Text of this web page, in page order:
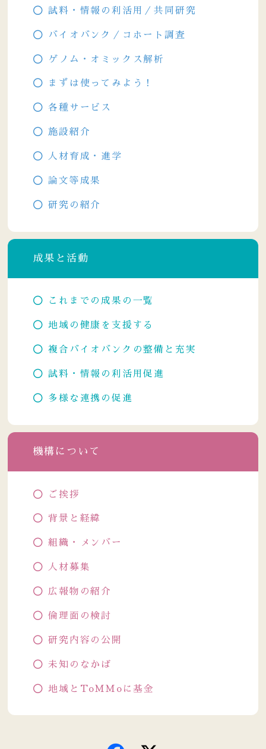
試料・情報の利活用／共同研究
バイオバンク／コホート調査
ゲノム・オミックス解析
まずは使ってみよう！
各種サービス
施設紹介
人材育成・進学
論文等成果
研究の紹介
成果と活動
これまでの成果の一覧
地域の健康を支援する
複合バイオバンクの整備と充実
試料・情報の利活用促進
多様な連携の促進
機構について
ご挨拶
背景と経緯
組織・メンバー
人材募集
広報物の紹介
倫理面の検討
研究内容の公開
未知のなかば
地域とToMMoに基金